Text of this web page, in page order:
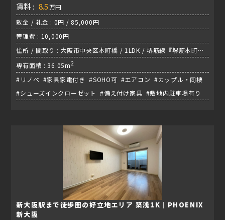
賃料 : 8.5 万円
敷金 / 礼金 : 0円 / 85,000円
管理費 : 10,000円
住所 / 間取り : 大阪市中央区本町橋 / 1LDK / 堺筋線『堺筋本町
駅』
専有面積 : 36.05m2
#リノベ #家具家電付き #SOHO可 #エアコン #カップル・同棲
#シューズインクローゼット #備え付け家具 #敷地内駐車場有り
新大阪駅まで徒歩圏の好立地エリア 築浅1K｜PHOENIX
新大阪